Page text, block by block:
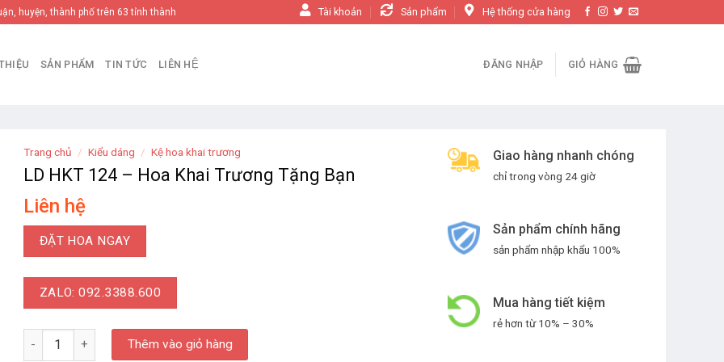
huyện, thành phố trên 63 tỉnh thành Tài khoản Sản phẩm Hệ thống cửa hàng
SẢN PHẨM TIN TỨC LIÊN HỆ ĐĂNG NHẬP GIỎ HÀNG
Giao hàng nhanh chóng
chỉ trong vòng 24 giờ
Sản phẩm chính hãng
sản phẩm nhập khẩu 100%
Mua hàng tiết kiệm
rẻ hơn từ 10% – 30%
Trang chủ / Kiểu dáng / Kệ hoa khai trương
LD HKT 124 – Hoa Khai Trương Tặng Bạn
Liên hệ
ĐẶT HOA NGAY
ZALO: 092.3388.600
LD HKT 124 - Hoa Khai Trương Tặng Bạn số lượng
Thêm vào giỏ hàng